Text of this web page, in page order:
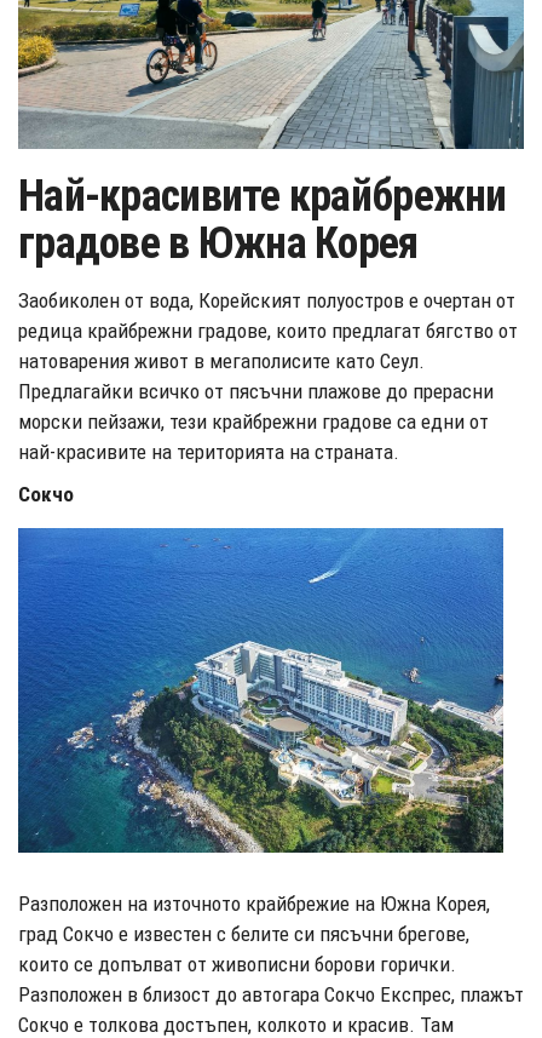
Най-красивите крайбрежни
градове в Южна Корея
Заобиколен от вода, Корейският полуостров е очертан от
редица крайбрежни градове, които предлагат бягство от
натоварения живот в мегаполисите като Сеул.
Предлагайки всичко от пясъчни плажове до прерасни
морски пейзажи, тези крайбрежни градове са едни от
най-красивите на територията на страната.
Сокчо
Разположен на източното крайбрежие на Южна Корея,
град Сокчо е известен с белите си пясъчни брегове,
които се допълват от живописни борови горички.
Разположен в близост до автогара Сокчо Експрес, плажът
Сокчо е толкова достъпен, колкото и красив. Там